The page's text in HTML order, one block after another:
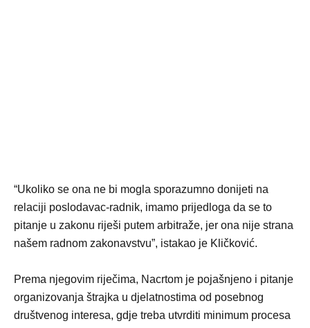
“Ukoliko se ona ne bi mogla sporazumno donijeti na
relaciji poslodavac-radnik, imamo prijedloga da se to
pitanje u zakonu riješi putem arbitraže, jer ona nije strana
našem radnom zakonavstvu”, istakao je Kličković.
Prema njegovim riječima, Nacrtom je pojašnjeno i pitanje
organizovanja štrajka u djelatnostima od posebnog
društvenog interesa, gdje treba utvrditi minimum procesa